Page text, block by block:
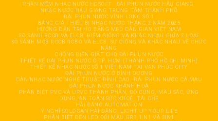
PHẦN MỀM NHẠC NƯỚC HDSOFT
ĐÀI PHUN NƯỚC HÂỤ GIANG
NHẠC NƯỚC HẬU GIANG TRUNG TÂM THÀNH PHỐ
ĐÀI PHUN NƯỚC VĨNH LONG SỐ 1
BẢNG GIÁ THIẾT BỊ NHẠC NƯỚC THÁNG 2 NĂM 2025
HƯỚNG DẪN TRỊ HO BẰNG MẸO DÂN GIAN VIỆT NAM
SO SÁNH RCCB VÀ ELCB, ĐIỂM GIỐNG VÀ KHÁC NHAU GIỮA 2 LOẠI
SO SÁNH MCB RCCB RCBO VÀ ELCB: SỰ GIỐNG VÀ KHÁC NHAU VỀ CHỨC
NĂNG
CHỐNG ĐIỆN GIẬT CHO ĐÀI PHUN NƯỚC
THIẾT KẾ ĐÀI PHUN NƯỚC Ở TP. HCM (THÀNH PHỐ HỒ CHÍ MINH)
THIẾT KẾ NHẠC NƯỚC SỐ 1 VIỆT NAM TẠI VẠN PHÚC CITY
ĐÀI PHUN NƯỚC Ở BÌNH DƯƠNG
DÀN NHẠC NƯỚC NGHỆ THUẬT ĐỈNH CAO
ĐÀI PHUN NƯỚC CÀ MAU
ĐÀI PHUN NƯỚC KHÁNH HOÀ
PHÂN BIỆT PVC VÀ UPVC THÀNH PHẦN, ĐỘ CỨNG, MÀU SẮC, ỨNG
DỤNG, AN TOÀN SỨC KHOẺ, TÁI CHẾ
HẢI ĐĂNG AUTOMATION
Ý NGHĨ SOLOGAN HẢI ĐĂNG: LIGHT UP YOUR LIFE
PHÂN BIỆT ĐÈN LED ĐỔI MÀU GRB 1IN1 VÀ 3IN1